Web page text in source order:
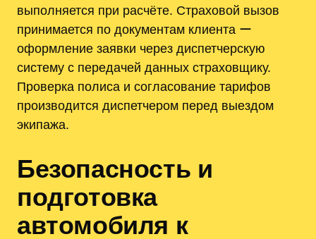
выполняется при расчёте. Страховой вызов
принимается по документам клиента ー
оформление заявки через диспетчерскую
систему с передачей данных страховщику.
Проверка полиса и согласование тарифов
производится диспетчером перед выездом
экипажа.
Безопасность и
подготовка
автомобиля к